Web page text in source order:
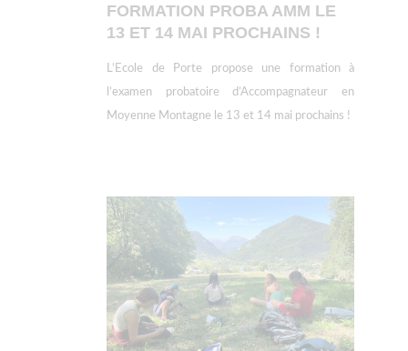
FORMATION PROBA AMM LE
13 ET 14 MAI PROCHAINS !
L’Ecole de Porte propose une formation à
l’examen probatoire d’Accompagnateur en
Moyenne Montagne le 13 et 14 mai prochains !